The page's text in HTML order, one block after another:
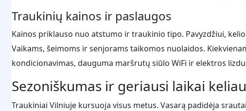
Traukinių kainos ir paslaugos
Kainos priklauso nuo atstumo ir traukinio tipo. Pavyzdžiui,
Vaikams, šeimoms ir senjorams taikomos nuolaidos.
kondicionavimas, dauguma maršrutų siūlo WiFi ir elektros
Sezoniškumas ir geriausi laikai
Traukiniai Vilniuje kursuoja visus metus. Vasarą padidėja